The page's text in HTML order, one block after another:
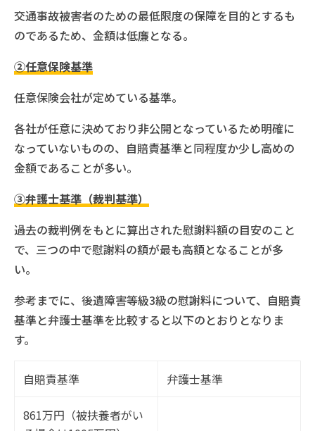
交通事故被害者のための最低限度の保障を目的とするも
のであるため、金額は低廉となる。
②任意保険基準
任意保険会社が定めている基準。
各社が任意に決めており非公開となっているため明確に
なっていないものの、自賠責基準と同程度か少し高めの
金額であることが多い。
③弁護士基準（裁判基準）
過去の裁判例をもとに算出された慰謝料額の目安のこと
で、三つの中で慰謝料の額が最も高額となることが多
い。
参考までに、後遺障害等級3級の慰謝料について、自賠責
基準と弁護士基準を比較すると以下のとおりとなりま
す。
自賠責基準 弁護士基準
861万円（被扶養者がい